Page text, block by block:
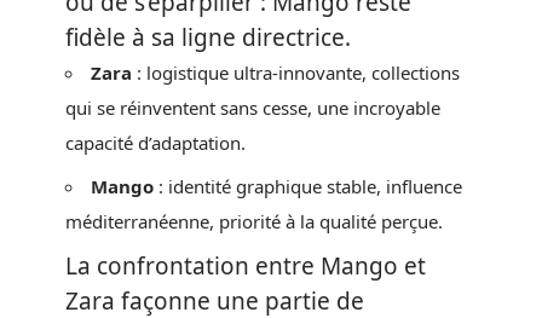
fidèle à sa ligne directrice.
Zara : logistique ultra-innovante, collections
qui se réinventent sans cesse, une incroyable
capacité d’adaptation.
Mango : identité graphique stable, influence
méditerranéenne, priorité à la qualité perçue.
La confrontation entre Mango et
Zara façonne une partie de